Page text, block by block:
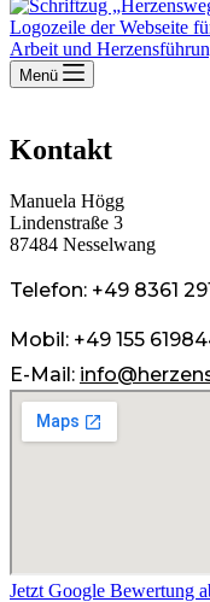
Menü
Kontakt
Manuela Högg
Lindenstraße 3
87484 Nesselwang
Telefon: +49 8361
Mobil: +49 155
E-Mail:
Jetzt Google Bewertung